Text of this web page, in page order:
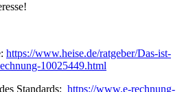
https://www.heise.de/ratgeber/Das-ist-
10025449.html
Standards: https://www.e-rechnung-